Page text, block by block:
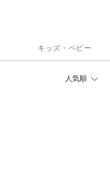
キッズ・ベビー
人気順